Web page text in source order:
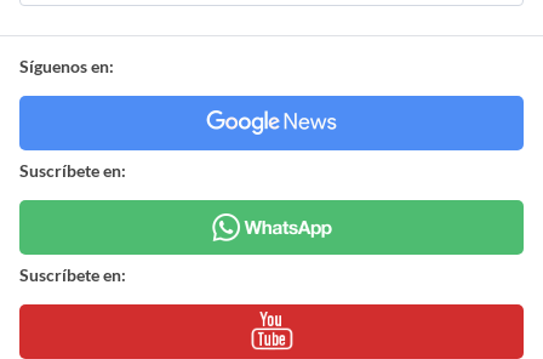
Síguenos en:
Suscríbete en:
Suscríbete en: